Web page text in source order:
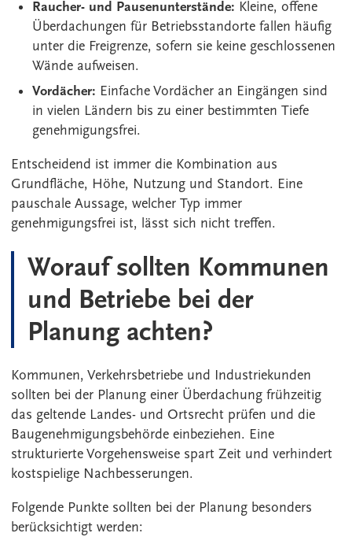
Raucher- und Pausenunterstände: Kleine, offene
Überdachungen für Betriebsstandorte fallen häufig
unter die Freigrenze, sofern sie keine geschlossenen
Wände aufweisen.
Vordächer: Einfache Vordächer an Eingängen sind
in vielen Ländern bis zu einer bestimmten Tiefe
genehmigungsfrei.
Entscheidend ist immer die Kombination aus
Grundfläche, Höhe, Nutzung und Standort. Eine
pauschale Aussage, welcher Typ immer
genehmigungsfrei ist, lässt sich nicht treffen.
Worauf sollten Kommunen
und Betriebe bei der
Planung achten?
Kommunen, Verkehrsbetriebe und Industriekunden
sollten bei der Planung einer Überdachung frühzeitig
das geltende Landes- und Ortsrecht prüfen und die
Baugenehmigungsbehörde einbeziehen. Eine
strukturierte Vorgehensweise spart Zeit und verhindert
kostspielige Nachbesserungen.
Folgende Punkte sollten bei der Planung besonders
berücksichtigt werden: